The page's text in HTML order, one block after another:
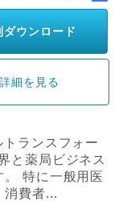
ダウンロード
詳細を見る
ランスフォー
と薬局ビジネス
特に一般用医
消費者...